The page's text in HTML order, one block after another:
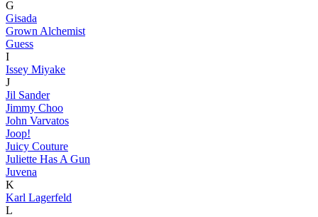
G
Gisada
Grown Alchemist
Guess
I
Issey Miyake
J
Jil Sander
Jimmy Choo
John Varvatos
Joop!
Juicy Couture
Juliette Has A Gun
Juvena
K
Karl Lagerfeld
L